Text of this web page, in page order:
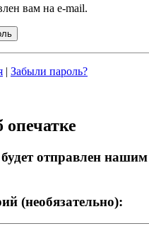
вам на e-mail.
| Забыли пароль?
отправлен нашим
(необязательно):